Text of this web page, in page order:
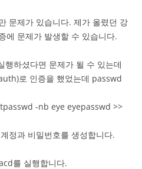
문제가 있습니다. 제가 올렸던 강
에 문제가 발생할 수 있습니다.
하셨다면 문제가 될 수 있는데
로 인증을 했었는데 passwd
-nb eye eyepasswd >>
정과 비밀번호를 생성합니다.
를 실행합니다.